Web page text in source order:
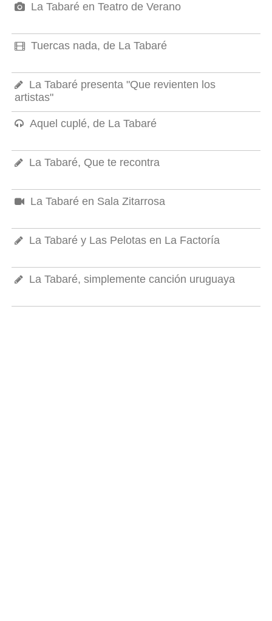
La Tabaré en Teatro de Verano
Tuercas nada, de La Tabaré
La Tabaré presenta "Que revienten los
artistas"
Aquel cuplé, de La Tabaré
La Tabaré, Que te recontra
La Tabaré en Sala Zitarrosa
La Tabaré y Las Pelotas en La Factoría
La Tabaré, simplemente canción uruguaya